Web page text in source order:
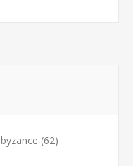
byzance (62)